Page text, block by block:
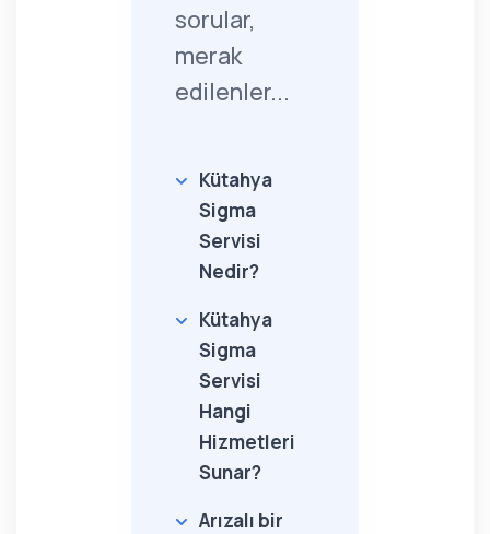
sorular,
merak
edilenler...
Kütahya
Sigma
Servisi
Nedir?
Kütahya
Sigma
Servisi
Hangi
Hizmetleri
Sunar?
Arızalı bir